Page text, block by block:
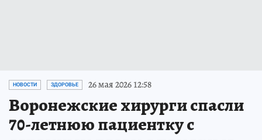
НОВОСТИ ЗДОРОВЬЕ 26 мая 2026 12:58
Воронежские хирурги спасли
70-летнюю пациентку с